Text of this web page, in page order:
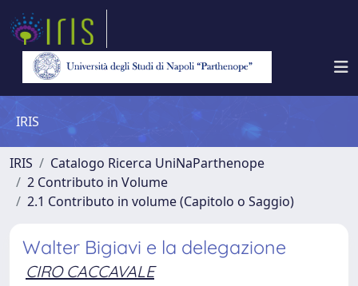
IRIS
IRIS
Catalogo Ricerca UniNaParthenope
2 Contributo in Volume
2.1 Contributo in volume (Capitolo o Saggio)
Walter Bigiavi e la delegazione
CIRO CACCAVALE